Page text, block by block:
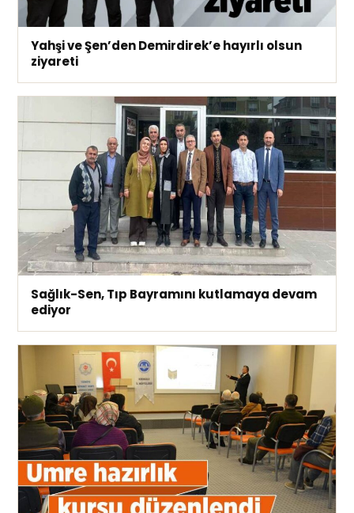
Yahşi ve Şen’den Demirdirek’e hayırlı olsun
ziyareti
Sağlık-Sen, Tıp Bayramını kutlamaya devam
ediyor